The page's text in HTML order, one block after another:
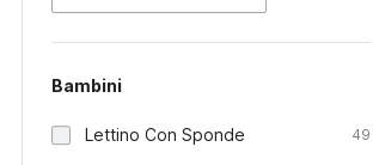
Bambini
Lettino Con Sponde 49